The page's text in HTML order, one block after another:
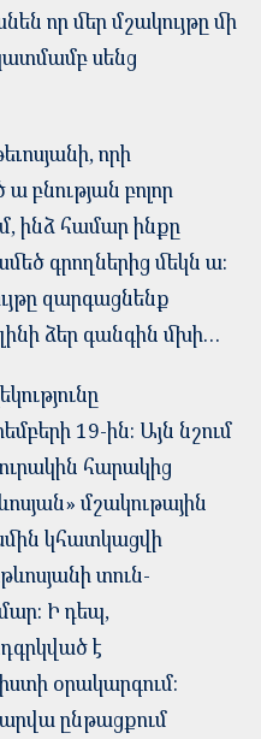
որ մեր մշակույթը մի
սենց
որի
բնության բոլոր
ինձ համար ինքը
գրողներից մեկն ա:
զարգացնենք
ձեր գանգին մխի…
19-ին: Այն նշում
հարակից
մշակութային
կհատկացվի
տուն-
Ի դեպ,
է
օրակարգում:
ընթացքում